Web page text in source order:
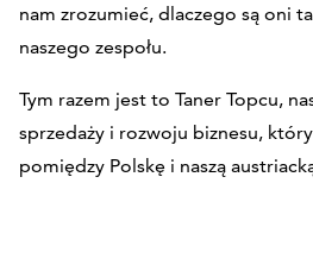
nam zrozumieć, dlaczego są oni
naszego zespołu.
Tym razem jest to Taner Topcu,
sprzedaży i rozwoju biznesu,
pomiędzy Polskę i naszą